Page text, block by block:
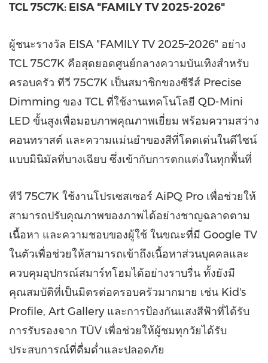
TCL 75C7K: EISA "FAMILY TV 2025-2026"
ผู้ชนะรางวัล EISA "FAMILY TV 2025–2026" อย่าง
TCL 75C7K คือสุดยอดศูนย์กลางความบันเทิงสำหรับ
ครอบครัว ทีวี 75C7K เป็นสมาชิกของซีรีส์ Precise
Dimming ของ TCL ที่ใช้งานเทคโนโลยี QD-Mini
LED ขั้นสูงเพื่อมอบภาพคุณภาพเยี่ยม พร้อมความสว่าง
คอนทราสต์ และความแม่นยำของสีที่โดดเด่นในดีไซน์
แบบมินิมัลที่บางเฉียบ ซึ่งเข้ากับการตกแต่งในทุกพื้นที่
ทีวี 75C7K ใช้งานโปรเซสเซอร์ AiPQ Pro เพื่อช่วยให้
สามารถปรับคุณภาพของภาพได้อย่างชาญฉลาดตาม
เนื้อหา และความชอบของผู้ใช้ ในขณะที่มี Google TV
ในตัวเพื่อช่วยให้สามารถเข้าถึงเนื้อหาส่วนบุคคลและ
ควบคุมอุปกรณ์สมาร์ทโฮมได้อย่างราบรื่น ทั้งยังมี
คุณสมบัติที่เป็นมิตรต่อครอบครัวมากมาย เช่น Kid's
Profile, Art Galleryและการป้องกันแสงสีฟ้าที่ได้รับ
การรับรองจาก TÜV เพื่อช่วยให้ผู้ชมทุกวัยได้รับ
ประสบการณ์ที่ดื่มด่ำและปลอดภัย